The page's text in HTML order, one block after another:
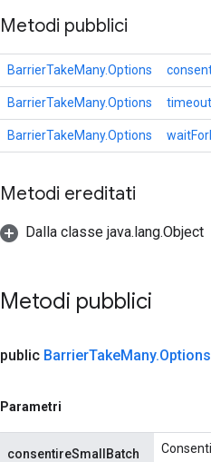
Metodi pubblici
BarrierTakeMany.Options
BarrierTakeMany.Options
BarrierTakeMany.Options
Metodi ereditati
Dalla classe java.lang.Object
Metodi pubblici
public BarrierTakeMany.
Parametri
consentireSmallBatch